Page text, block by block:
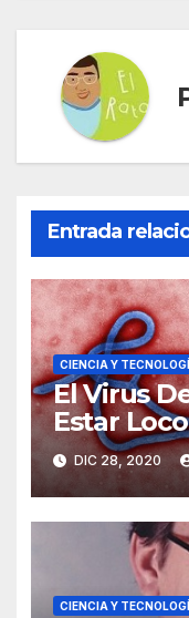
Entrada
CIENCIA Y
El Virus
Estar
Su Primo
DIC 28, 2020
CIENCIA Y